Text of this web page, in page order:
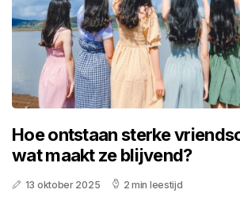
Hoe ontstaan sterke
wat maakt ze blijvend?
13 oktober 2025 2 min leestijd